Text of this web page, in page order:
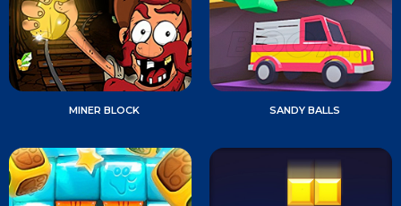
MINER BLOCK SANDY BALLS